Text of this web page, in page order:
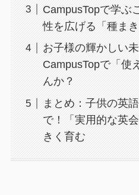
CampusTopで学ぶ
性を広げる「種まき
お子様の輝かしい未
CampusTopで「使
んか？
まとめ：子供の英
で！「実用的な英
きく育む